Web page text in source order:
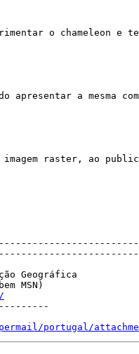
o chameleon
apresentar a mesma
imagem raster, ao
Geográfica
portugal/